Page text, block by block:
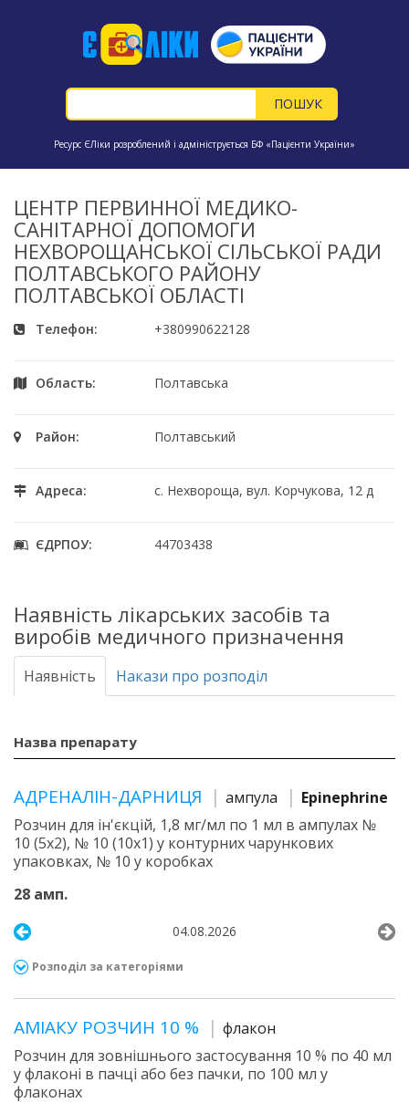
Ресурс ЄЛіки розроблений і адмініструється БФ «Пацієнти України»
ЦЕНТР ПЕРВИННОЇ МЕДИКО-
САНІТАРНОЇ ДОПОМОГИ
НЕХВОРОЩАНСЬКОЇ СІЛЬСЬКОЇ РАДИ
ПОЛТАВСЬКОГО РАЙОНУ
ПОЛТАВСЬКОЇ ОБЛАСТІ
Телефон: +380990622128
Область: Полтавська
Район: Полтавський
Адреса: с. Нехвороща, вул. Корчукова, 12 д
ЄДРПОУ: 44703438
Наявність лікарських засобів та
виробів медичного призначення
Наявність Накази про розподіл
Назва препарату
АДРЕНАЛІН-ДАРНИЦЯ ампула
Epinephrine
Розчин для ін'єкцій, 1,8 мг/мл по 1 мл в ампулах №
10 (5х2), № 10 (10х1) у контурних чарункових
упаковках, № 10 у коробках
28 амп.
04.08.2026
Розподіл за категоріями
АМІАКУ РОЗЧИН 10 %
флакон
Розчин для зовнішнього застосування 10 % по 40 мл
у флаконі в пачці або без пачки, по 100 мл у
флаконах